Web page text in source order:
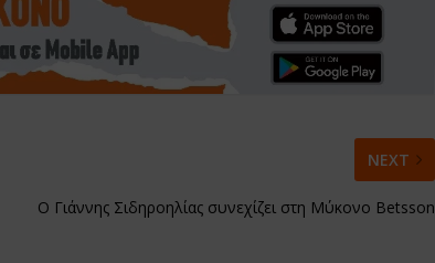
NEXT
O Γιάννης Σιδηροηλίας συνεχίζει στη Μύκονο Betsson